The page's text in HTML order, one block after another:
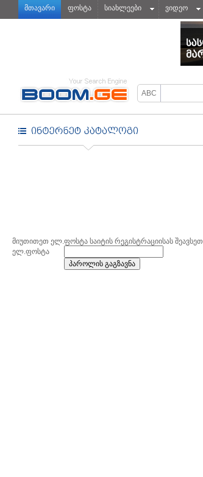
მთავარი ფოსტა სიახლეები ვიდეო
მიუთითეთ ელ.ფოსტა საიტის რეგისტრაციისას შეავსეთ
ელ.ფოსტა